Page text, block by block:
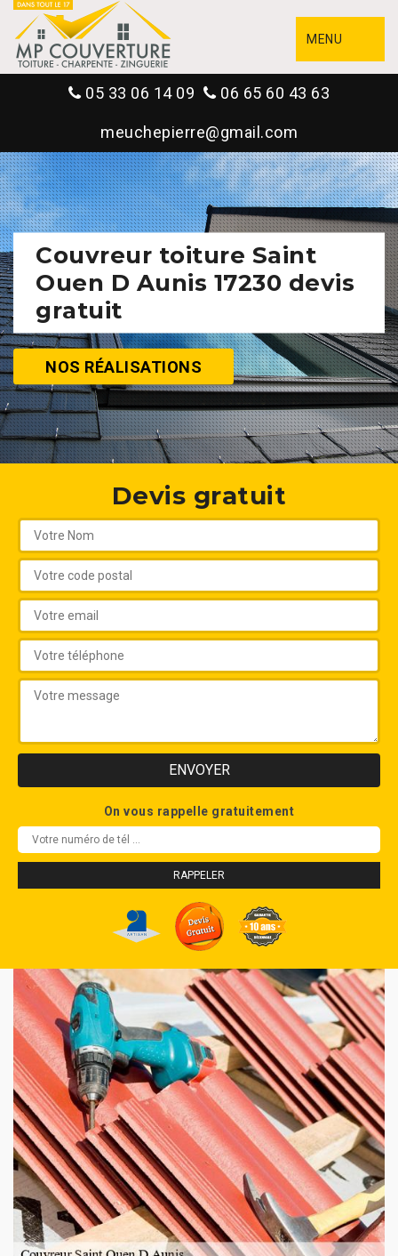
MENU
05 33 06 14 09 06 65 60 43 63
meuchepierre@gmail.com
Couvreur toiture Saint
Ouen D Aunis 17230 devis
gratuit
NOS RÉALISATIONS
Devis gratuit
On vous rappelle gratuitement